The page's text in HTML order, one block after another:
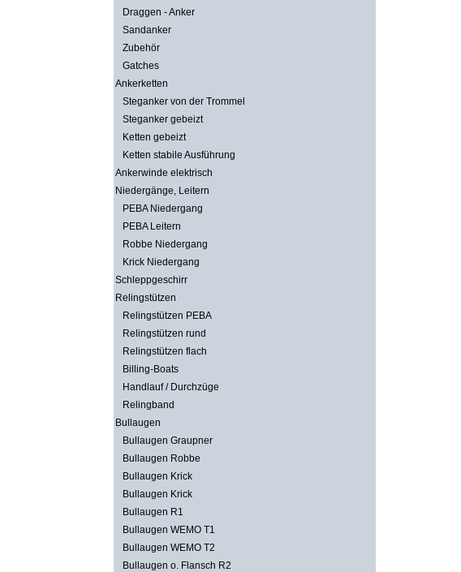
Draggen - Anker
Sandanker
Zubehör
Gatches
Ankerketten
Steganker von der Trommel
Steganker gebeizt
Ketten gebeizt
Ketten stabile Ausführung
Ankerwinde elektrisch
Niedergänge, Leitern
PEBA Niedergang
PEBA Leitern
Robbe Niedergang
Krick Niedergang
Schleppgeschirr
Relingstützen
Relingstützen PEBA
Relingstützen rund
Relingstützen flach
Billing-Boats
Handlauf / Durchzüge
Relingband
Bullaugen
Bullaugen Graupner
Bullaugen Robbe
Bullaugen Krick
Bullaugen Krick
Bullaugen R1
Bullaugen WEMO T1
Bullaugen WEMO T2
Bullaugen o. Flansch R2